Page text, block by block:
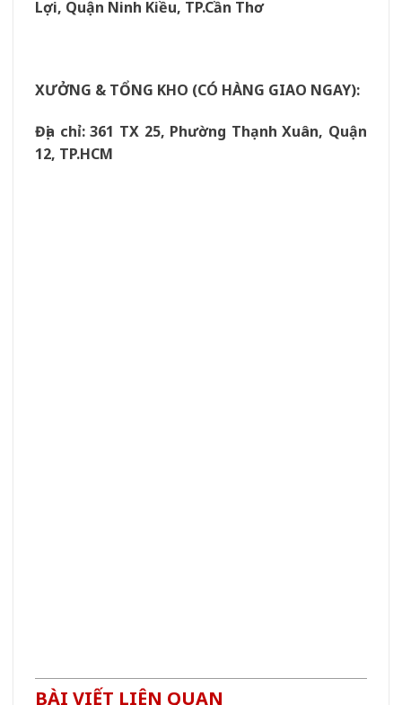
Lợi, Quận Ninh Kiều, TP.Cần Thơ
XƯỞNG & TỔNG KHO (CÓ HÀNG GIAO NGAY):
Địa chỉ: 361 TX 25, Phường Thạnh Xuân, Quận
12, TP.HCM
BÀI VIẾT LIÊN QUAN